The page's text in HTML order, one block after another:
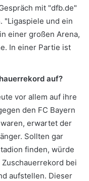
mit "dfb.de"
"Ligaspiele und ein
einer großen Arena,
In einer Partie ist
auf?
vor allem auf ihre
den FC Bayern
erwartet der
Sollten gar
finden, würde
Zuschauerrekord bei
aufstellen. Dieser